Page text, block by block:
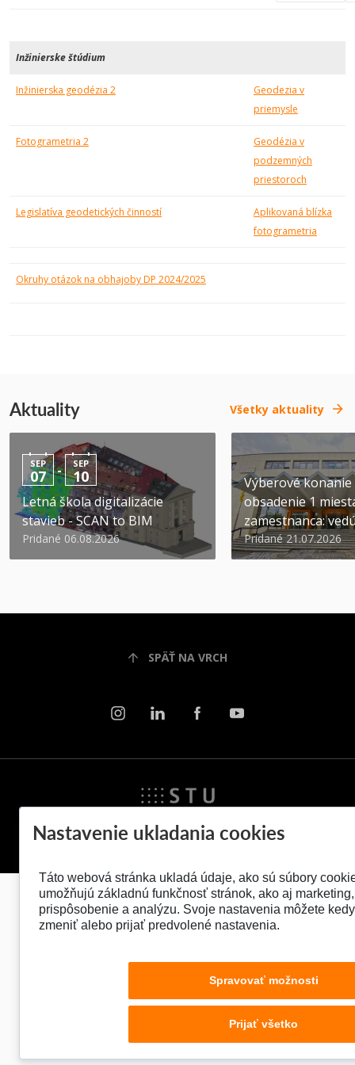
Inžinierske štúdium
Inžinierska geodézia 2
Geodezia v
priemysle
Fotogrametria 2
Geodézia v
podzemných
priestoroch
Legislatíva geodetických činností
Aplikovaná blízka
fotogrametria
Okruhy otázok na obhajoby DP 2024/2025
Aktuality Všetky aktuality
SEP
07 - SEP
10
Letná škola digitalizácie
stavieb - SCAN to BIM
Pridané 06.08.2026
Výberové konanie
obsadenie 1
zamestnanca:
Pridané 21.07.2026
SPÄŤ NA VRCH
© 2026 Stavebná fakulta STU v Bratislave
Nastavenie ukladania cookies
Táto webová stránka ukladá údaje, ako sú súbory
umožňujú základnú funkčnosť stránok, ako aj marketing,
prispôsobenie a analýzu. Svoje nastavenia môžete
zmeniť alebo prijať predvolené nastavenia.
Spravovať možnosti
Prijať všetko